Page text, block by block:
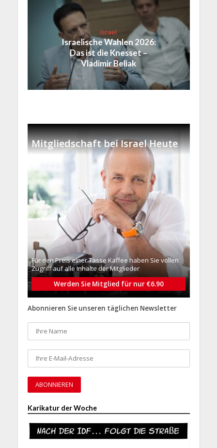
Israel
Israelische Wahlen 2026:
Das ist die Knesset –
Vladimir Beliak
Mitgliedschaft bei Israel Heute
Für den Preis einer Tasse Kaffee haben Sie vollen
Zugriff auf alle Inhalte der Mitglieder
Werden Sie Mitglied für nur €6.90
Abonnieren Sie unseren täglichen Newsletter
Karikatur der Woche